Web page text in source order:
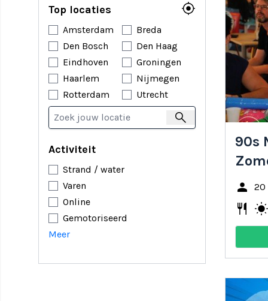
Top locaties my_location
Amsterdam
Breda
Den Bosch
Den Haag
Eindhoven
Groningen
Haarlem
Nijmegen
Rotterdam
Utrecht
search
Activiteit
Strand / water
Varen
Online
Gemotoriseerd
Meer
Op dit
heen en
Wilt u
90s
person
20
restaurant wb_sunny